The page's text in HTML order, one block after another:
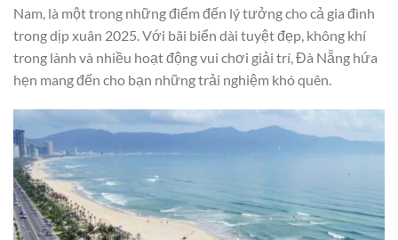
Nam, là một trong những điểm đến lý tưởng cho cả gia đình
trong dịp xuân 2025. Với bãi biển dài tuyệt đẹp, không khí
trong lành và nhiều hoạt động vui chơi giải trí, Đà Nẵng hứa
hẹn mang đến cho bạn những trải nghiệm khó quên.